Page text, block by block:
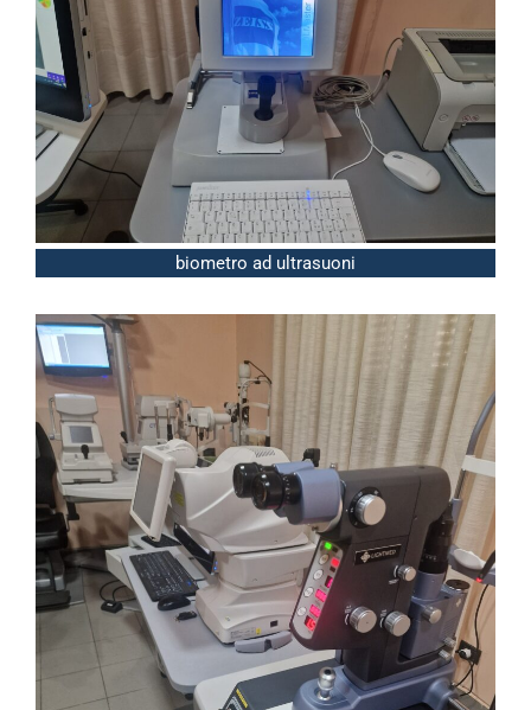
biometro ad ultrasuoni